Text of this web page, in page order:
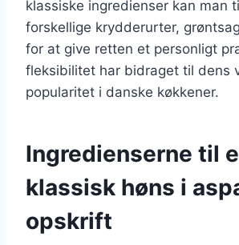
klassiske ingredienser kan man
forskellige krydderurter,
for at give retten et personligt
fleksibilitet har bidraget til dens
popularitet i danske køkkener.
Ingredienserne til
klassisk høns i
opskrift